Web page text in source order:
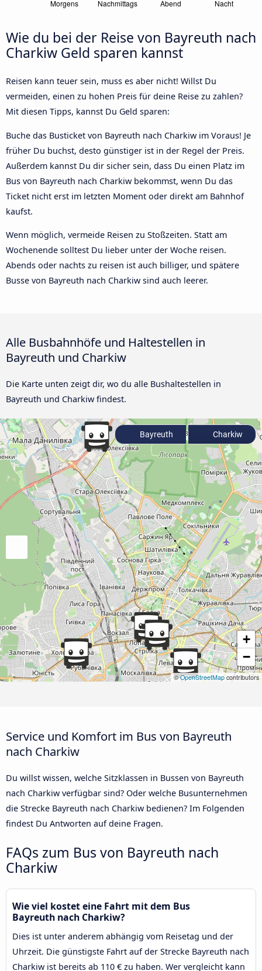
Wie du bei der Reise von Bayreuth nach
Charkiw Geld sparen kannst
Reisen kann teuer sein, muss es aber nicht! Willst Du
vermeiden, einen zu hohen Preis für deine Reise zu zahlen?
Mit diesen Tipps, kannst Du Geld sparen:
Buche das Busticket von Bayreuth nach Charkiw im Voraus! Je
früher Du buchst, desto günstiger ist in der Regel der Preis.
Außerdem kannst Du dir sicher sein, dass Du einen Platz im
Bus von Bayreuth nach Charkiw bekommst, wenn Du das
Ticket nicht erst im letzten Moment oder direkt am Bahnhof
kaufst.
Wenn möglich, vermeide Reisen zu Stoßzeiten. Statt am
Wochenende solltest Du lieber unter der Woche reisen.
Abends oder nachts zu reisen ist auch billiger, und spätere
Busse von Bayreuth nach Charkiw sind auch leerer.
Alle Busbahnhöfe und Haltestellen in
Bayreuth und Charkiw
Die Karte unten zeigt dir, wo du alle Bushaltestellen in
Bayreuth und Charkiw findest.
+
−
©OpenStreetMap contributors
Bayreuth Charkiw
Service und Komfort im Bus von Bayreuth
nach Charkiw
Du willst wissen, welche Sitzklassen in Bussen von Bayreuth
nach Charkiw verfügbar sind? Oder welche Busunternehmen
die Strecke Bayreuth nach Charkiw bedienen? Im Folgenden
findest Du Antworten auf deine Fragen.
FAQs zum Bus von Bayreuth nach
Charkiw
Wie viel kostet eine Fahrt mit dem Bus
Bayreuth nach Charkiw?
Dies ist unter anderem abhängig vom Reisetag und der
Uhrzeit. Die günstigste Fahrt auf der Strecke Bayreuth nach
Charkiw ist bereits ab 110 € zu haben. Wer vergleicht kann